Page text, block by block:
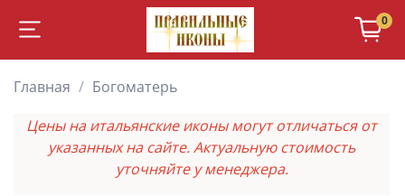
0
Главная
Богоматерь
Цены на итальянские иконы могут отличаться от
указанных на сайте. Актуальную стоимость
уточняйте у менеджера.